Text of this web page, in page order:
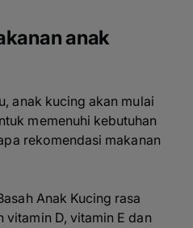
anak
anak kucing akan mulai
memenuhi kebutuhan
rekomendasi makanan
Anak Kucing rasa
vitamin D, vitamin E dan